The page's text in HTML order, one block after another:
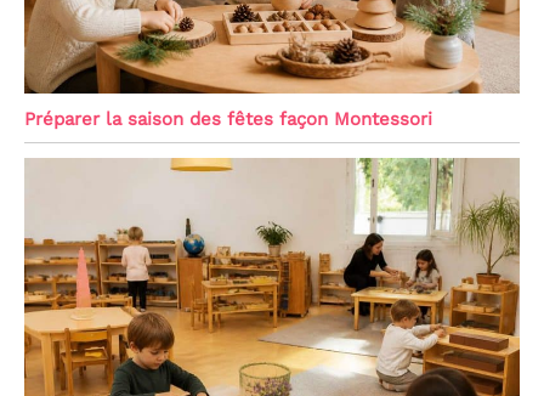
Préparer la saison des fêtes façon Montessori